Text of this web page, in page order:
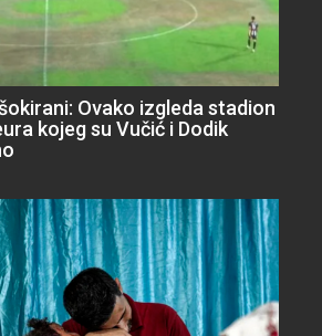
Ovako izgleda stadion
kojeg su Vučić i Dodik